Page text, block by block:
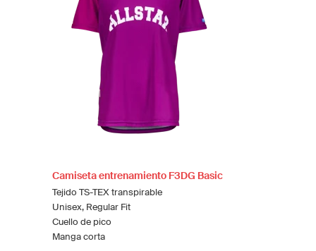
Camiseta entrenamiento F3DG Basic
Tejido TS-TEX transpirable
Unisex, Regular Fit
Cuello de pico
Manga corta